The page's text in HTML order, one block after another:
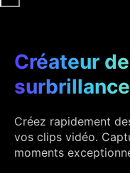
Créateur
surbrillance
Créez rapidement
vos clips vidéo.
moments